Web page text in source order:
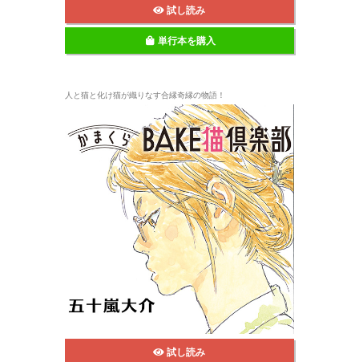
試し読み
単行本を購入
人と猫と化け猫が織りなす合縁奇縁の物語！
試し読み